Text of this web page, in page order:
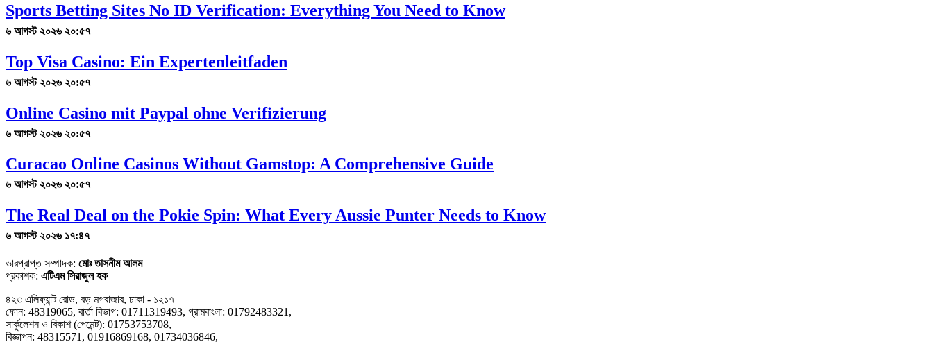
Sports Betting Sites No ID Verification: Everything You Need to Know
৬ আগস্ট ২০২৬ ২০:৫৭
Top Visa Casino: Ein Expertenleitfaden
৬ আগস্ট ২০২৬ ২০:৫৭
Online Casino mit Paypal ohne Verifizierung
৬ আগস্ট ২০২৬ ২০:৫৭
Curacao Online Casinos Without Gamstop: A Comprehensive Guide
৬ আগস্ট ২০২৬ ২০:৫৭
The Real Deal on the Pokie Spin: What Every Aussie Punter Needs to Know
৬ আগস্ট ২০২৬ ১৭:৪৭
ভারপ্রাপ্ত সম্পাদক: মোঃ তাসনীম আলম
প্রকাশক: এটিএম সিরাজুল হক
৪২৩ এলিফ্যান্ট রোড, বড় মগবাজার, ঢাকা - ১২১৭
ফোন: 48319065, বার্তা বিভাগ: 01711319493, গ্রামবাংলা: 01792483321,
সার্কুলেশন ও বিকাশ (পেমেন্ট): 01753753708,
বিজ্ঞাপন: 48315571, 01916869168, 01734036846,